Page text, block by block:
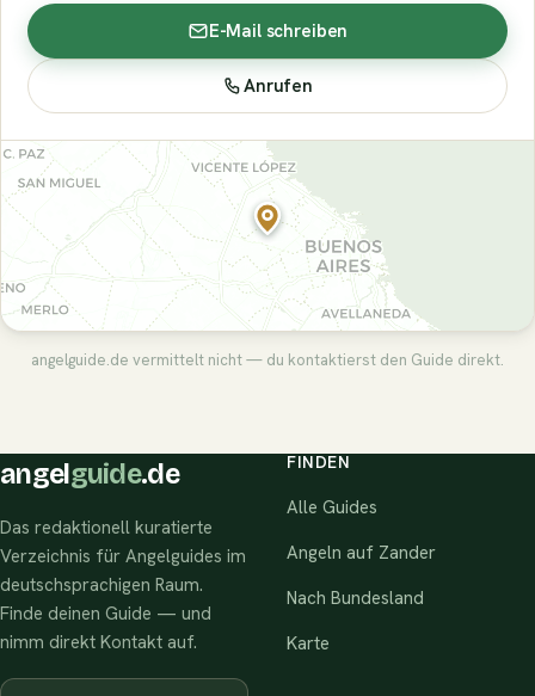
E-Mail schreiben
Anrufen
angelguide.de vermittelt nicht — du kontaktierst den Guide direkt.
angel guide.de
Das redaktionell kuratierte
Verzeichnis für Angelguides im
deutschsprachigen Raum.
Finde deinen Guide — und
nimm direkt Kontakt auf.
FINDEN
Alle Guides
Angeln auf Zander
Nach Bundesland
Karte